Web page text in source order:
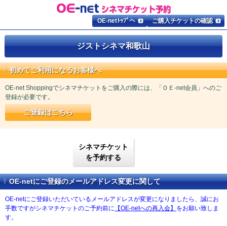
ご購入チケットの確認
OE-netﾄｯﾌﾟへ
ジストシネマ和歌山
初めてご利用になるお客様へ
OE-net Shoppingでシネマチケットをご購入の際には、「ＯＥ-net会員」へのご
登録が必要です。
ご登録はこちら
シネマチケット
を予約する
OE-netにご登録のメールアドレス変更に関して
OE-netにご登録いただいているメールアドレスが変更になりましたら、誠にお
手数ですがシネマチケットのご予約前に 【OE-netへの再入会】 をお願い致しま
す。